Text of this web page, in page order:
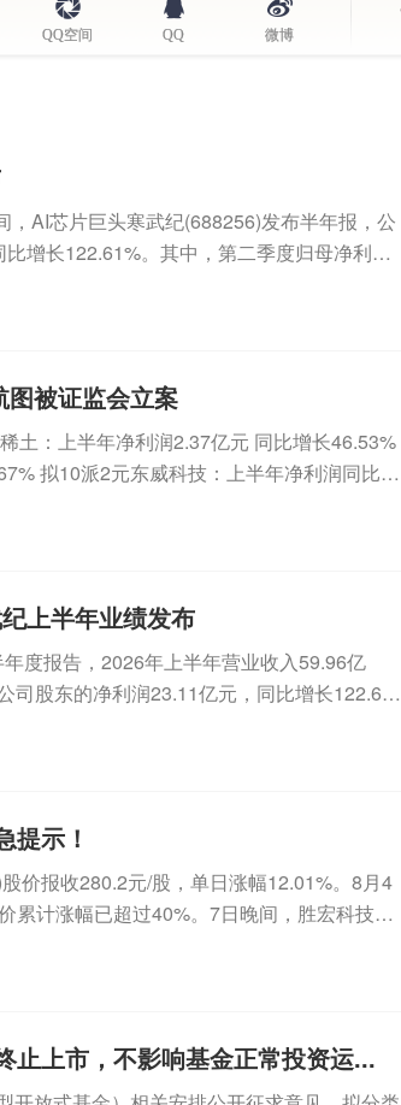
QQ空间 QQ 微博
，AI芯片巨头寒武纪(688256)发布半年报，公
增长122.61%。其中，第二季度归母净利为
图被证监会立案
土：上半年净利润2.37亿元 同比增长46.53%
拟10派2元东威科技：上半年净利润同比增
上半年业绩发布
度报告，2026年上半年营业收入59.96亿
司股东的净利润23.11亿元，同比增长122.6
提示！
价报收280.2元/股，单日涨幅12.01%。8月4
累计涨幅已超过40%。7日晚间，胜宏科技披
止上市，不影响基金正常投资运...